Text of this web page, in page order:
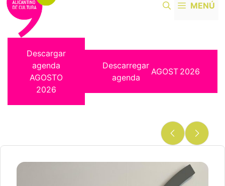
MENÚ
Descargar
agenda
AGOSTO
2026
Descarregar
agenda
AGOST 2026